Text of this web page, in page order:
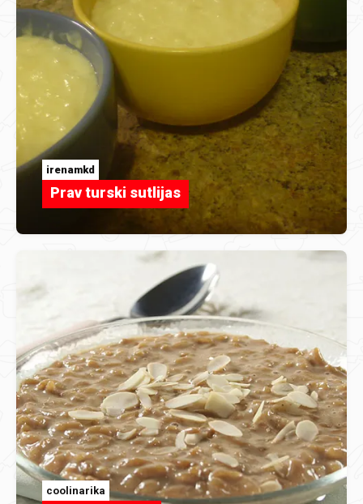
irenamkd
Prav turski sutlijas
coolinarika